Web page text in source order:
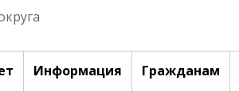
Информация Гражданам